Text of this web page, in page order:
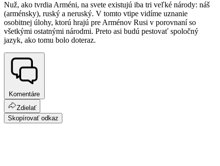
Nuž, ako tvrdia Arméni, na svete existujú iba tri veľké národy: náš
(arménsky), ruský a neruský. V tomto vtipe vidíme uznanie
osobitnej úlohy, ktorú hrajú pre Arménov Rusi v porovnaní so
všetkými ostatnými národmi. Preto asi budú pestovať spoločný
jazyk, ako tomu bolo doteraz.
Komentáre
Zdielať
Skopírovať odkaz